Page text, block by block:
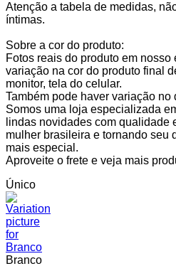
Atenção a tabela de medidas,
íntimas.
Sobre a cor do produto:
Fotos reais do produto em
variação na cor do produto final
monitor, tela do celular.
Também pode haver variação no
Somos uma loja especializada
lindas novidades com qualidade
mulher brasileira e tornando seu
mais especial.
Aproveite o frete e veja mais
Único
Branco